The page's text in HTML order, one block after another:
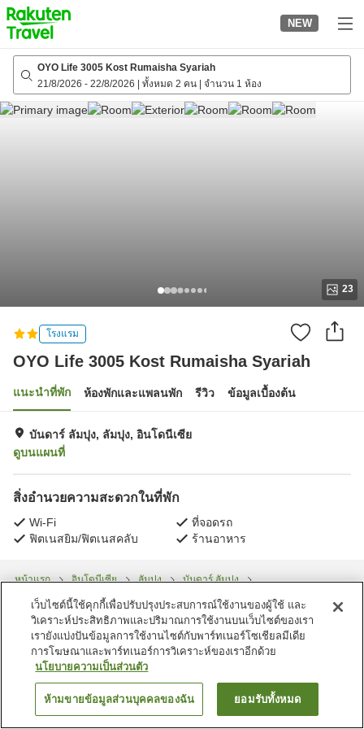
to
top
page
NEW
OYO Life 3005 Kost Rumaisha Syariah
21/8/2026 - 22/8/2026 ทั้งหมด 2 คน จำนวน 1 ห้อง
23
โรงแรม
OYO Life 3005 Kost Rumaisha Syariah
แนะนำที่พัก ห้องพักและแพลนพัก รีวิว ข้อมูลเบื้องต้น
บันดาร์ ลัมปุง, ลัมปุง, อินโดนีเซีย
ดูบนแผนที่
สิ่งอำนวยความสะดวกในที่พัก
Wi-Fi
ที่จอดรถ
ฟิตเนสยิม/ฟิตเนสคลับ
ร้านอาหาร
หน้าแรก อินโดนีเซีย ลัมปุง
บันดาร์ ลัมปุง
OYO Life 3005 Kost Rumaisha Syariah
ค้นหาห้องพัก
เว็บไซต์นี้ใช้คุกกี้เพื่อปรับปรุงประสบการณ์ใช้งานของผู้ใช้ และ
วิเคราะห์ประสิทธิภาพและปริมาณการใช้งานบนเว็บไซต์ของเรา
เรายังแบ่งปันข้อมูลการใช้งานไซต์กับพาร์ทเนอร์โซเชียลมีเดีย
การโฆษณาและพาร์ทเนอร์การวิเคราะห์ของเราอีกด้วย
นโยบายความเป็นส่วนตัว
ห้ามขายข้อมูลส่วนบุคคลของฉัน ยอมรับทั้งหมด